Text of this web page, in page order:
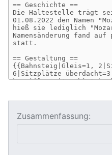
Zusammenfassung: